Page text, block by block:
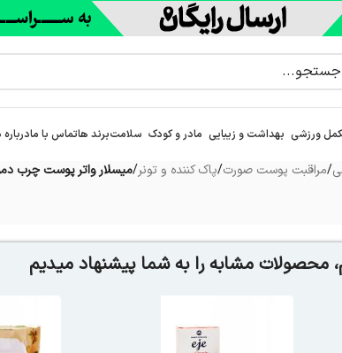
ورزشی بهداشت و زیبایی مادر و کودک سلامتبرند هاتماس با ما
/مراقبت پوست صورت/پاک کننده و تونر/میسلار واتر پوست چرب دمودکسیلین
محصولات مشابه را به شما پیشنهاد میدیم